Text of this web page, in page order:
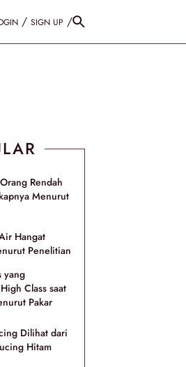
/ SIGN UP /
Rendah
Menurut
Hangat
Penelitian
yang
Class saat
Pakar
Dilihat dari
Hitam